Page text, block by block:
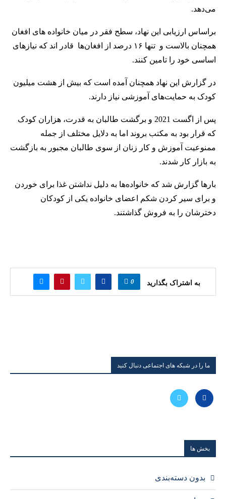
می‌دهد.
براساس ارزیابی این نهاد، سطح فقر در میان خانواده های افغان
همچنان بالاست و تنها ۱۶ درصد از افغان‌ها قادر اند که نیازهای
اساسی خود را تامین کنند.
در گزارش این نهاد همچنان آمده است که بیش از هشت میلیون
کودک به حمایت‌های آموزشی نیاز دارند.
پس از اگست 2021 و برگشت طالبان به قدرت، هزاران کودک
که قرار بود به مکتب بروند اما به دلایل مختلف از جمله
ممنوعیت آموزش و کار زنان از سوی طالبان مجبور به بازگشت
به بازار کار شدند.
بارها گزارش شد که خانواده‌ها به دلیل نداشتن غذا برای خوردن
و برای سیر کردن شکم اعضای خانواده یکی از کودکان
دخترشان را به فروش گذاشتند.
به اشتراک بگذارید 0
ما را در شبکه های اجتماعی دنبال کنید
بخش ها
بدون دسته‌بندی